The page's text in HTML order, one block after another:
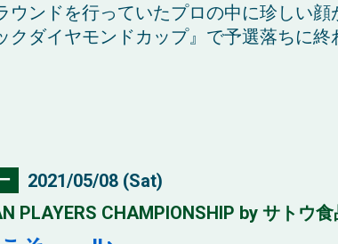
ウンドを行っていたプロの中に珍しい
クダイヤモンドカップ』で予選落ちに終
2021/05/08 (Sat)
PLAYERS CHAMPIONSHIP by サトウ食